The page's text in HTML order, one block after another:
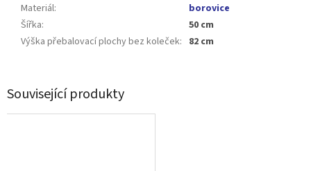
Související produkty
Materiál:
borovice
Šířka:
50 cm
Výška přebalovací plochy bez koleček: 82 cm